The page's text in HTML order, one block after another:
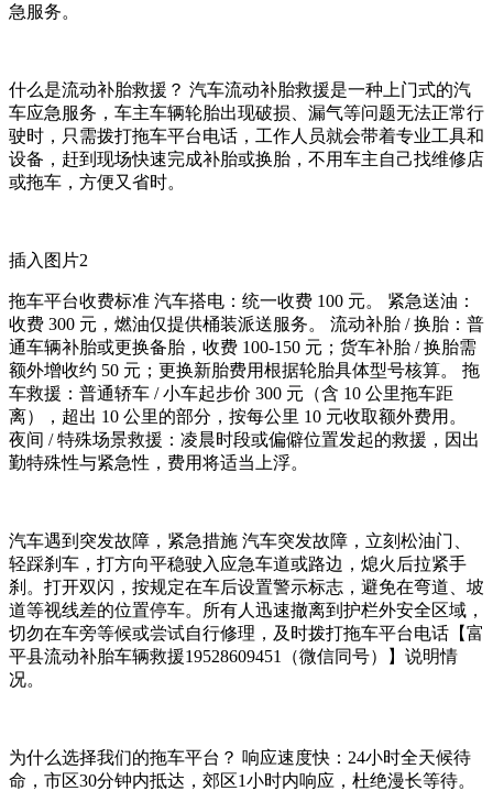
急服务。
什么是流动补胎救援？ 汽车流动补胎救援是一种上门式的汽
车应急服务，车主车辆轮胎出现破损、漏气等问题无法正常行
驶时，只需拨打拖车平台电话，工作人员就会带着专业工具和
设备，赶到现场快速完成补胎或换胎，不用车主自己找维修店
或拖车，方便又省时。
插入图片2
拖车平台收费标准 汽车搭电：统一收费 100 元。 紧急送油：
收费 300 元，燃油仅提供桶装派送服务。 流动补胎 / 换胎：普
通车辆补胎或更换备胎，收费 100-150 元；货车补胎 / 换胎需
额外增收约 50 元；更换新胎费用根据轮胎具体型号核算。 拖
车救援：普通轿车 / 小车起步价 300 元（含 10 公里拖车距
离），超出 10 公里的部分，按每公里 10 元收取额外费用。
夜间 / 特殊场景救援：凌晨时段或偏僻位置发起的救援，因出
勤特殊性与紧急性，费用将适当上浮。
汽车遇到突发故障，紧急措施 汽车突发故障，立刻松油门、
轻踩刹车，打方向平稳驶入应急车道或路边，熄火后拉紧手
刹。打开双闪，按规定在车后设置警示标志，避免在弯道、坡
道等视线差的位置停车。所有人迅速撤离到护栏外安全区域，
切勿在车旁等候或尝试自行修理，及时拨打拖车平台电话【富
平县流动补胎车辆救援19528609451（微信同号）】说明情
况。
为什么选择我们的拖车平台？ 响应速度快：24小时全天候待
命，市区30分钟内抵达，郊区1小时内响应，杜绝漫长等待。